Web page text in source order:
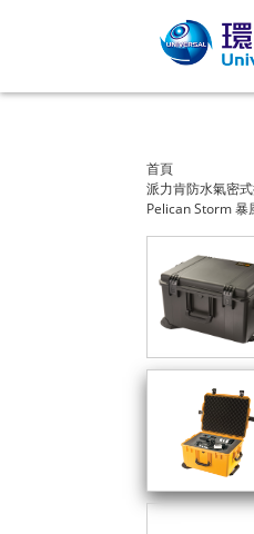
首頁
派力肯防水氣密
Pelican Storm 暴